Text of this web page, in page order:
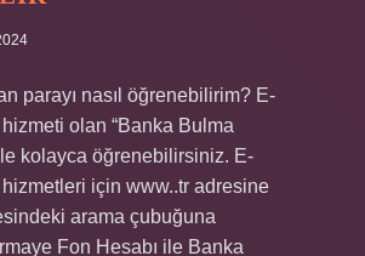
parayı nasıl öğrenebilirim? E-
hizmeti olan “Banka Bulma
kolayca öğrenebilirsiniz. E-
hizmetleri için www..tr adresine
arama çubuğuna
Fon Hesabı ile Banka